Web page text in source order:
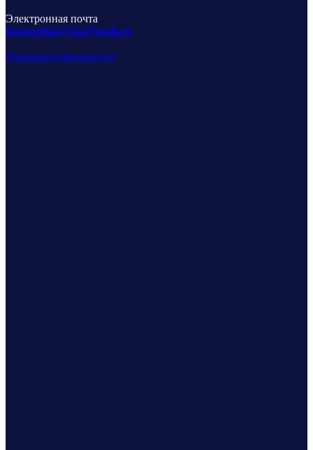
Электронная почта
bogorodskayf-ka@mail.ru
Правовая информация